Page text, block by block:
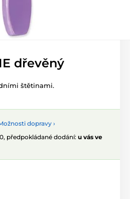
dřevěný
štětinami.
dopravy ›
předpokládané dodání: u vás ve